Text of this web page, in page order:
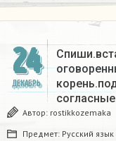
24
ДЕКАБРЬ
Автор: rostikkozemaka
Предмет: Русский язык